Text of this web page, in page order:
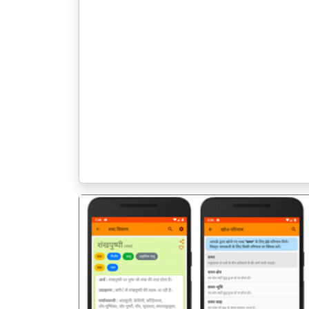
पिछला